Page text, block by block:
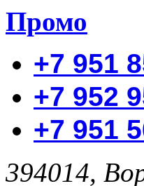
Промо
+7 951
+7 952
+7 951
394014,